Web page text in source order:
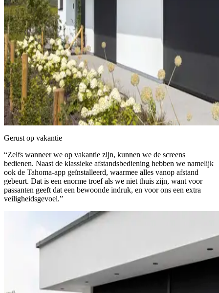
Gerust op vakantie
“Zelfs wanneer we op vakantie zijn, kunnen we de screens
bedienen. Naast de klassieke afstandsbediening hebben we namelijk
ook de Tahoma-app geïnstalleerd, waarmee alles vanop afstand
gebeurt. Dat is een enorme troef als we niet thuis zijn, want voor
passanten geeft dat een bewoonde indruk, en voor ons een extra
veiligheidsgevoel.”